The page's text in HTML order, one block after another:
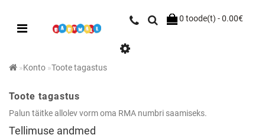
0 toode(t) - 0.00€
Konto Toote tagastus
Toote tagastus
Palun täitke allolev vorm oma RMA numbri saamiseks.
Tellimuse andmed